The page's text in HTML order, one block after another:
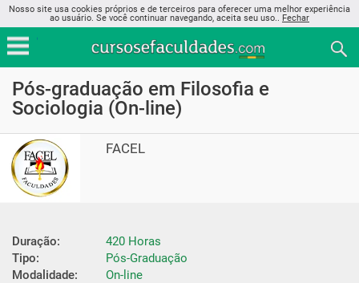
Nosso site usa cookies próprios e de terceiros para oferecer uma melhor experiência
ao usuário. Se você continuar navegando, aceita seu uso.. Fechar
Pós-graduação em Filosofia e
Sociologia (On-line)
FACEL
Duração:
420 Horas
Tipo:
Pós-Graduação
Modalidade:
On-line